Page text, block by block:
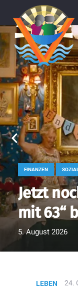
FINANZEN
Jetzt
mit 63“
5. August 2026
LEBEN 24.